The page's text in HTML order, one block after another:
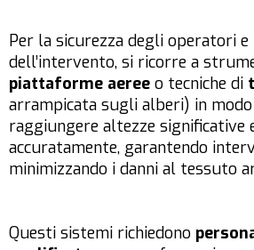
Per la sicurezza degli operatori e
dell’intervento, si ricorre a
piattaforme aeree o tecniche di
arrampicata sugli alberi) in
raggiungere altezze significative
accuratamente, garantendo
minimizzando i danni al tessuto
Questi sistemi richiedono